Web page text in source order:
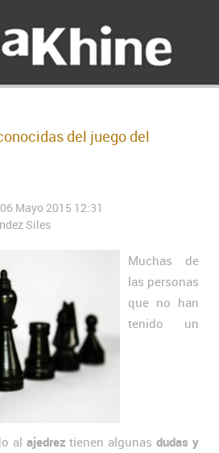
del juego del
Mayo 2015 12:31
Siles
Muchas de
las personas
que no han
tenido un
al ajedrez tienen algunasdudas y